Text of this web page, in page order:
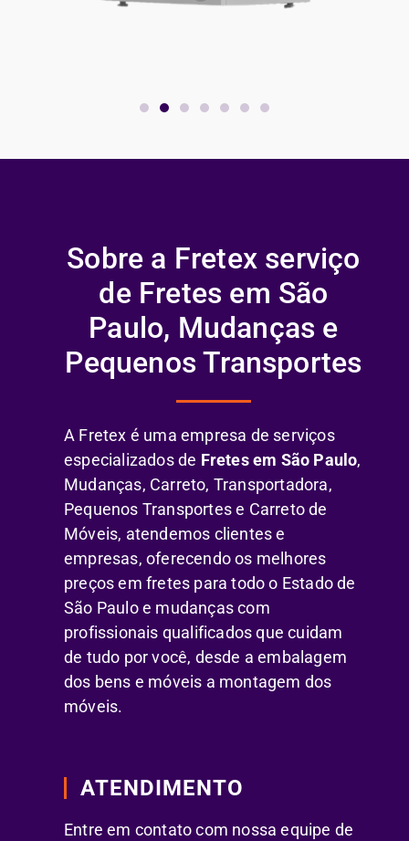
Sobre a Fretex serviço
de Fretes em São
Paulo, Mudanças e
Pequenos Transportes
A Fretex é uma empresa de serviços
especializados de Fretes em São Paulo,
Mudanças, Carreto, Transportadora,
Pequenos Transportes e Carreto de
Móveis, atendemos clientes e
empresas, oferecendo os melhores
preços em fretes para todo o Estado de
São Paulo e mudanças com
profissionais qualificados que cuidam
de tudo por você, desde a embalagem
dos bens e móveis a montagem dos
móveis.
ATENDIMENTO
Entre em contato com nossa equipe de